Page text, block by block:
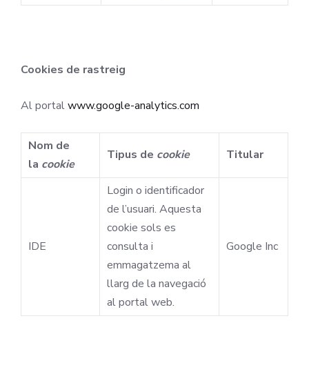
Cookies de rastreig
Al portalwww.google-analytics.com
Nom de
la cookie
Tipus de cookie Titular
IDE
Login o identificador
de l’usuari. Aquesta
cookie sols es
consulta i
emmagatzema al
llarg de la navegació
al portal web.
Google Inc